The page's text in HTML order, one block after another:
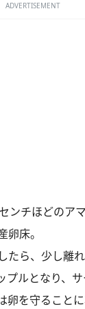
ADVERTISEMENT
ンチほどのア
床。
たら、少し離
プルとなり、
卵を守ること